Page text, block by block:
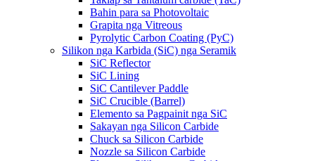
Bahin para sa Photovoltaic
Grapita nga Vitreous
Pyrolytic Carbon Coating (PyC)
Silikon nga Karbida (SiC) nga Seramik
SiC Reflector
SiC Lining
SiC Cantilever Paddle
SiC Crucible (Barrel)
Elemento sa Pagpainit nga SiC
Sakayan nga Silicon Carbide
Chuck sa Silicon Carbide
Nozzle sa Silicon Carbide